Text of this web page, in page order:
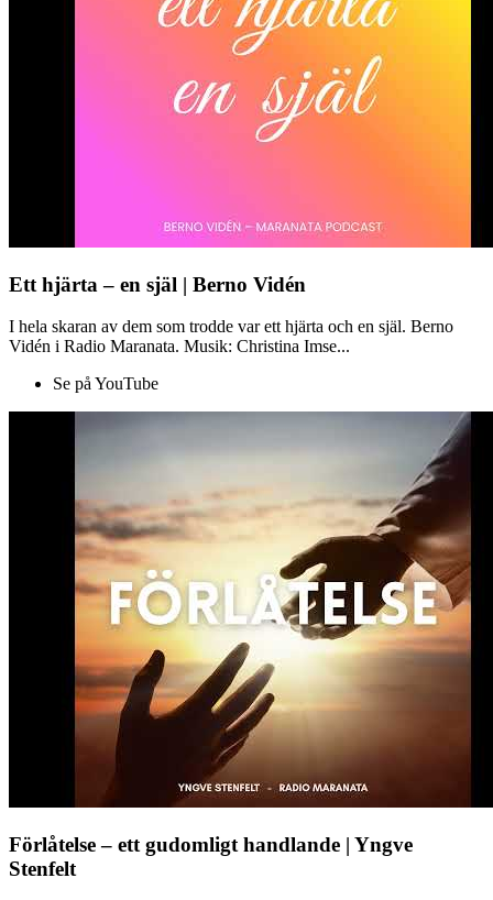
Ett hjärta – en själ | Berno Vidén
I hela skaran av dem som trodde var ett hjärta och en själ. Berno
Vidén i Radio Maranata. Musik: Christina Imse...
Se på YouTube
Förlåtelse – ett gudomligt handlande | Yngve
Stenfelt